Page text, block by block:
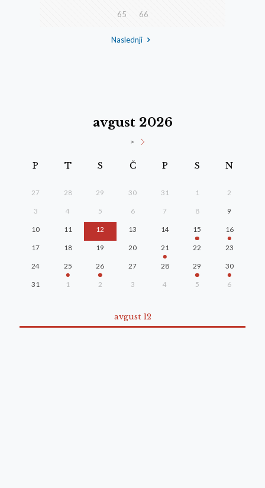
65 66
Naslednji
avgust 2026
>
P T S Č P S N
27 28 29 30 31 1 2
3 4 5 6 7 8 9
10 11 12 13 14 15 16
17 18 19 20 21 22 23
24 25 26 27 28 29 30
31 1 2 3 4 5 6
avgust 12